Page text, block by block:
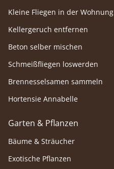
Kleine Fliegen in der Wohnung
Kellergeruch entfernen
Beton selber mischen
Schmeißfliegen loswerden
Brennesselsamen sammeln
Hortensie Annabelle
Garten & Pflanzen
Bäume & Sträucher
Exotische Pflanzen